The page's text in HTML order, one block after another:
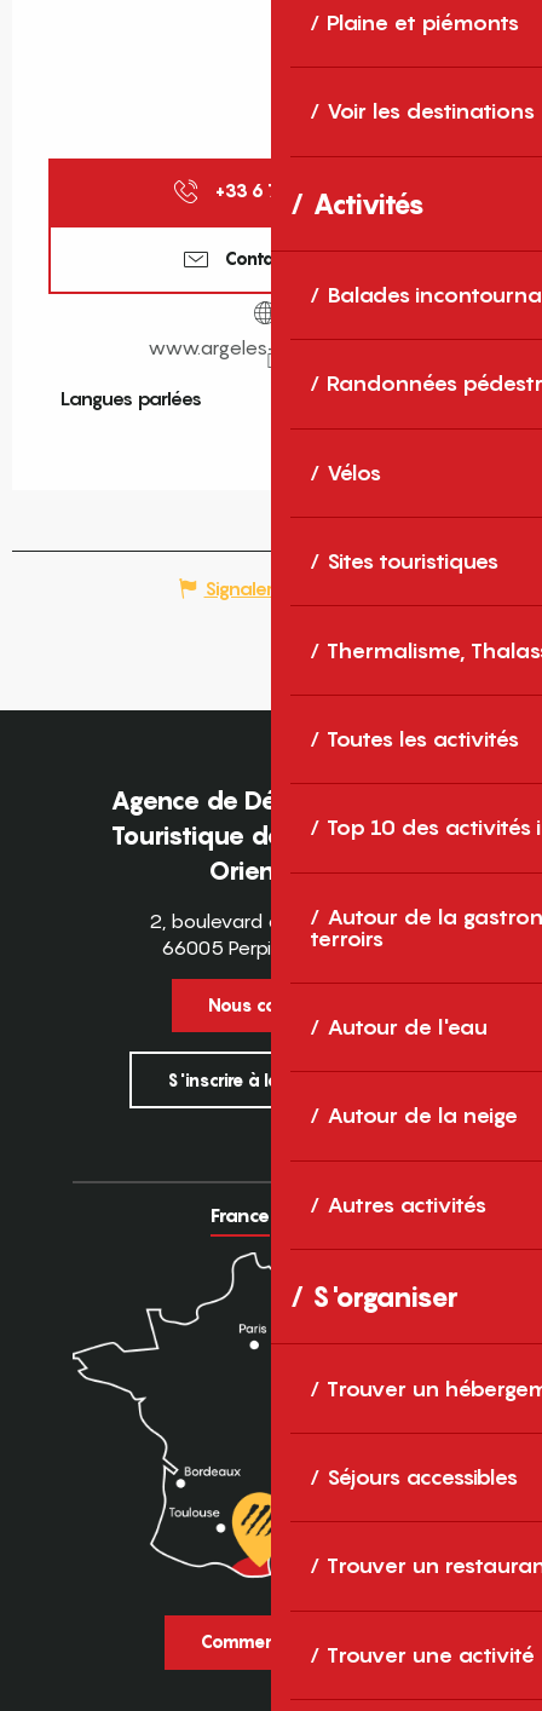
Plaine et piémonts
Voir les destinations
Activités
Balades
Randonnées
Vélos
Sites touristiques
Thermalisme,
Toutes les activités
Top 10 des activités
Autour de la
terroirs
Autour de l'eau
Autour de la neige
Autres activités
S'organiser
Trouver un
Séjours accessibles
Trouver un
Trouver une activité
+33 6 78 48 76 ▒▒
Contactez-nous
www.argeles-plongee.com
Langues parlées
Langues parlées
Signaler une erreur
Agence de Développement
Touristique des Pyrénées-
Orientales
2, boulevard des Pyrénées
66005 Perpignan Cedex
Nous contacter
S'inscrire à la newsletter
France Europe
Comment venir ?